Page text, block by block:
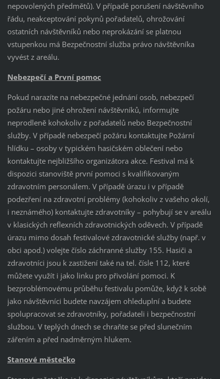
nepovolených předmětů). V případě porušení návštěvního
řádu, neakceptování pokynů pořadatelů, ohrožování
ostatních návštěvníků nebo neprokázání se platnou
vstupenkou má Bezpečnostní služba právo návštěvníka
vyvést z areálu.
Nebezpečí a První pomoc
Pokud narazíte na nebezpečné jednání osob, nebezpečí
požáru nebo jiné ohrožení návštěvníků, informujte
neprodleně kohokoliv z pořadatelů nebo Bezpečnostní
služby. V případě nebezpečí požáru kontaktujte Požární
hlídku – osoby v typickém hasičském oblečení nebo
kontaktujte nejbližšího organizátora akce. Festival má k
dispozici stanoviště první pomoci s kvalifikovaným
zdravotním personálem. V případě úrazu i v případě
podezření na zdravotní problémy (kohokoliv z vašeho okolí,
i neznámého) kontaktujte zdravotníky – pohybují se v areálu
v klasických reflexních zdravotnických oděvech. V případě
úrazu mimo dosah festivalové zdravotnické služby (např. v
obci apod.) volejte číslo záchranné služby 155. Hasiči a
zdravotníci jsou k zastižení také na tel. čísle 112, které
můžete využít i jako linku pro přivolání pomoci. K
bezproblémovému průběhu festivalu pomůže, když k sobě
jako návštěvníci budete navzájem ohleduplní a budete
spolupracovat se zdravotníky, pořadateli i bezpečnostní
službou. V teplých dnech se chraňte se před slunečním
zářením a před nadměrným hlukem.
Stanové městečko